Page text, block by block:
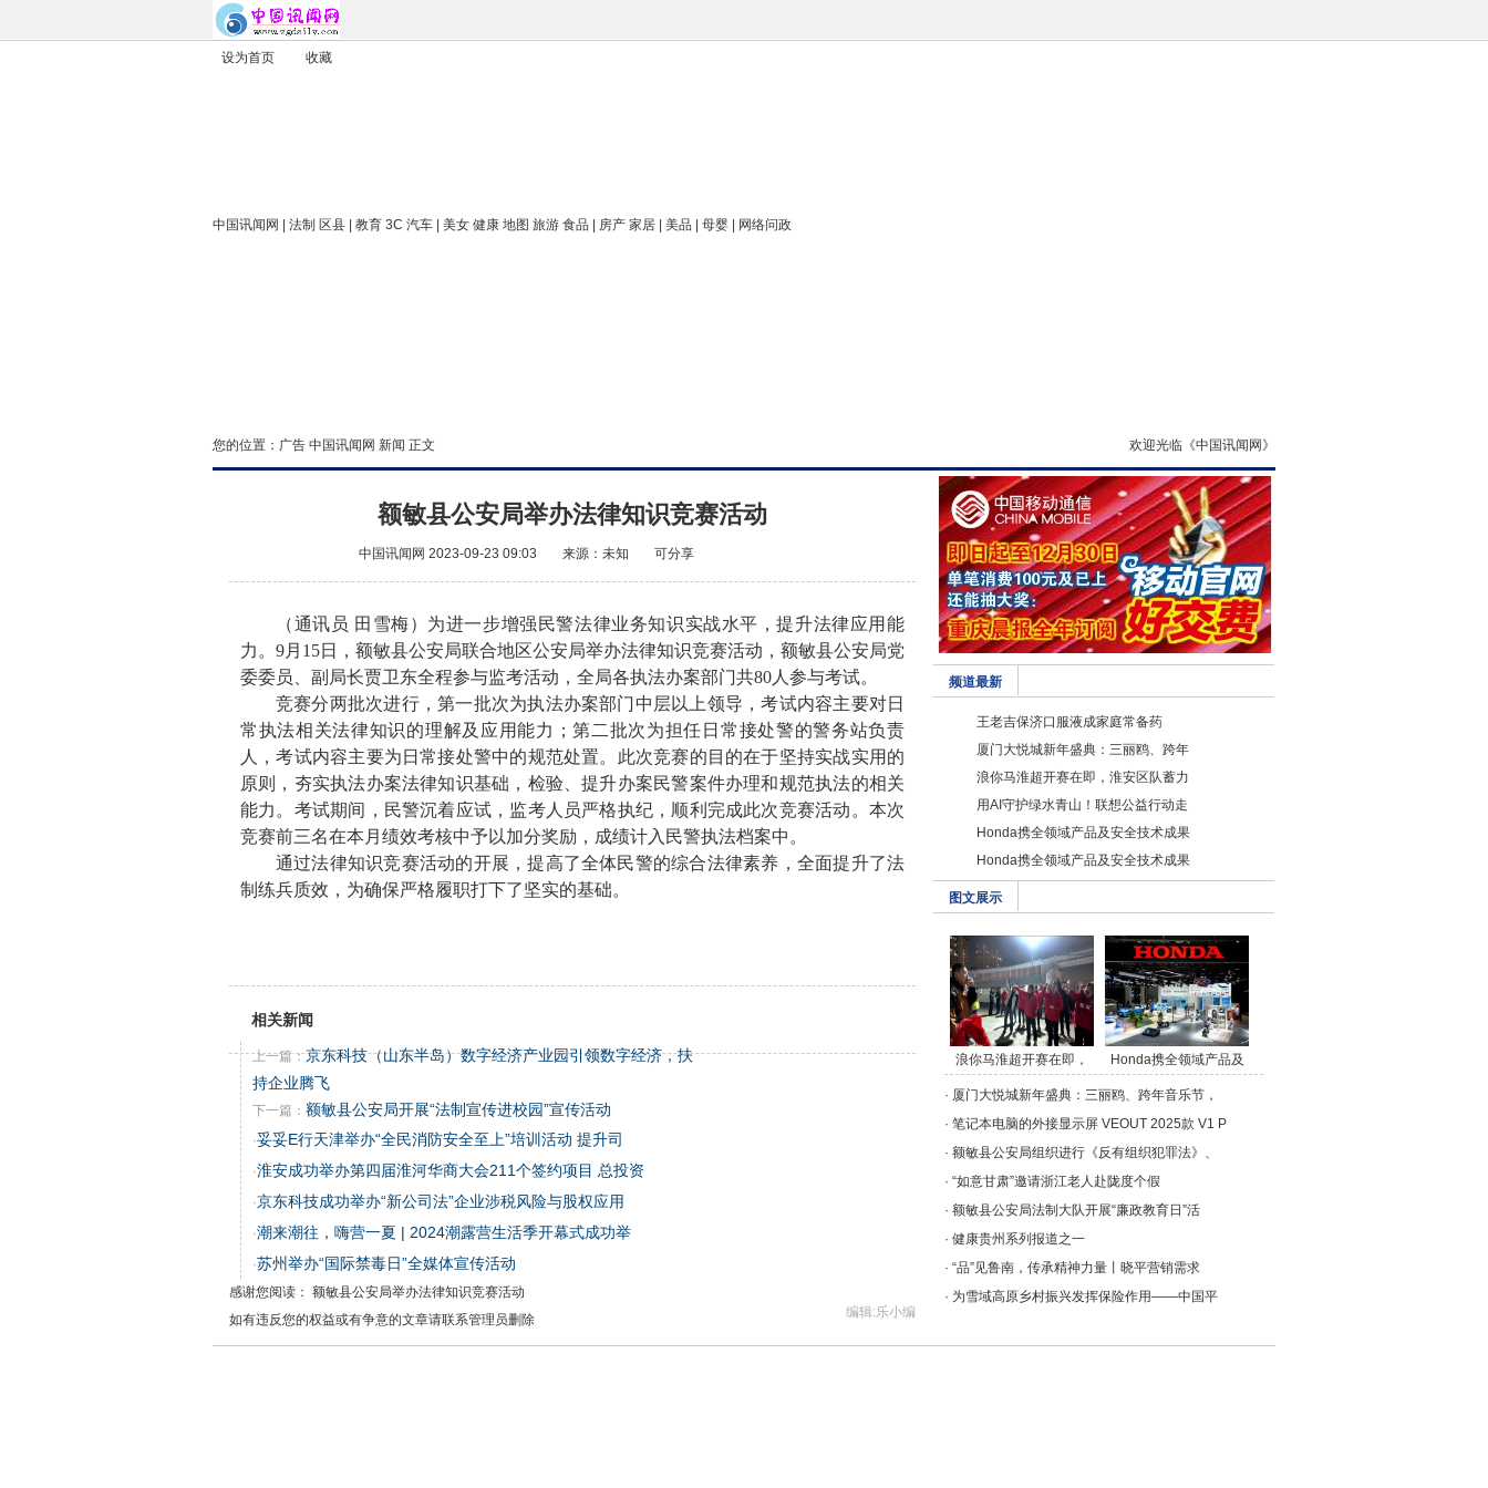
设为首页 收藏
中国讯闻网 | 法制 区县 | 教育 3C 汽车 | 美女 健康 地图 旅游 食品 | 房产 家居 | 美品 | 母婴 | 网络问政
您的位置： 广告 中国讯闻网 新闻 正文 欢迎光临《中国讯闻网》
额敏县公安局举办法律知识竞赛活动
中国讯闻网 2023-09-23 09:03 来源：未知 可分享
（通讯员 田雪梅）为进一步增强民警法律业务知识实战水平，提升法律应用能
力。9月15日，额敏县公安局联合地区公安局举办法律知识竞赛活动，额敏县公安局党
委委员、副局长贾卫东全程参与监考活动，全局各执法办案部门共80人参与考试。
竞赛分两批次进行，第一批次为执法办案部门中层以上领导，考试内容主要对日
常执法相关法律知识的理解及应用能力；第二批次为担任日常接处警的警务站负责
人，考试内容主要为日常接处警中的规范处置。此次竞赛的目的在于坚持实战实用的
原则，夯实执法办案法律知识基础，检验、提升办案民警案件办理和规范执法的相关
能力。考试期间，民警沉着应试，监考人员严格执纪，顺利完成此次竞赛活动。本次
竞赛前三名在本月绩效考核中予以加分奖励，成绩计入民警执法档案中。
通过法律知识竞赛活动的开展，提高了全体民警的综合法律素养，全面提升了法
制练兵质效，为确保严格履职打下了坚实的基础。
相关新闻
上一篇：京东科技（山东半岛）数字经济产业园引领数字经济，扶
持企业腾飞
下一篇： 额敏县公安局开展“法制宣传进校园”宣传活动
·妥妥E行天津举办“全民消防安全至上”培训活动 提升司
·淮安成功举办第四届淮河华商大会211个签约项目 总投资
·京东科技成功举办“新公司法”企业涉税风险与股权应用
·潮来潮往，嗨营一夏 | 2024潮露营生活季开幕式成功举
·苏州举办“国际禁毒日”全媒体宣传活动
感谢您阅读： 额敏县公安局举办法律知识竞赛活动
如有违反您的权益或有争意的文章请联系管理员删除
编辑:乐小编
频道最新
王老吉保济口服液成家庭常备药
厦门大悦城新年盛典：三丽鸥、跨年
浪你马淮超开赛在即，淮安区队蓄力
用AI守护绿水青山！联想公益行动走
Honda携全领域产品及安全技术成果
Honda携全领域产品及安全技术成果
图文展示
浪你马淮超开赛在即， Honda携全领域产品及
· 厦门大悦城新年盛典：三丽鸥、跨年音乐节，
· 笔记本电脑的外接显示屏 VEOUT 2025款 V1 P
· 额敏县公安局组织进行《反有组织犯罪法》、
· “如意甘肃”邀请浙江老人赴陇度个假
· 额敏县公安局法制大队开展“廉政教育日”活
· 健康贵州系列报道之一
· “品”见鲁南，传承精神力量丨晓平营销需求
· 为雪域高原乡村振兴发挥保险作用——中国平